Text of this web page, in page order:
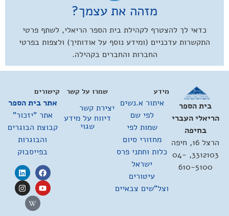
מזהה את עצמך?
כדאי לך להצטרף לקהילת בית הספר הריאלי, לשתף פרטי
התקשרות עדכניים (ומידע נוסף על אודותיך) ולצפות בפרטי
החברות והחברים בקהילה.
בית הספר
הריאלי העברי
בחיפה
הרצל 16, חיפה
3312103, 04-
610-5100
מידע
איתור א.נשים
לפי שם
שמות לפי
מחזורי סיום
כלות וחתני פרס
ישראל
עיטורים
וצל"שים צבאיים
קישורים
אתר בית הספר
אתר "יזכור"
קבוצת הבוגרים
והבוגרות
בפייסבוק
שמרו על קשר
יצירת קשר
דיווח על מידע
שגוי